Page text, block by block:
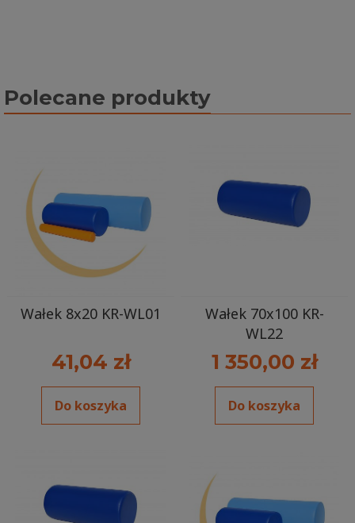
Polecane produkty
Wałek 8x20 KR-WL01
41,04 zł
Do koszyka
Wałek 70x100 KR-
WL22
1 350,00 zł
Do koszyka